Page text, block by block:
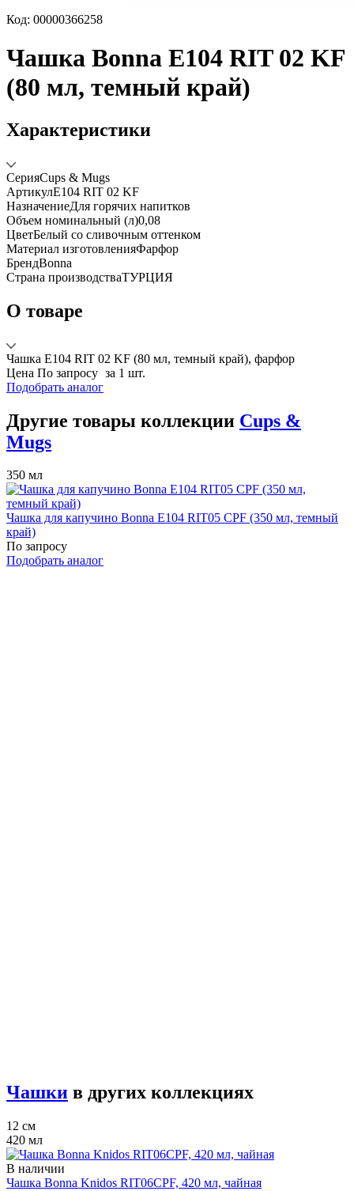
Код: 00000366258
Чашка Bonna E104 RIT 02 KF
(80 мл, темный край)
Характеристики
СерияCups & Mugs
АртикулE104 RIT 02 KF
НазначениеДля горячих напитков
Объем номинальный (л)0,08
ЦветБелый со сливочным оттенком
Материал изготовленияФарфор
БрендBonna
Страна производстваТУРЦИЯ
О товаре
Чашка E104 RIT 02 KF (80 мл, темный край), фарфор
Цена По запросу за 1 шт.
Подобрать аналог
Другие товары коллекции Cups &
Mugs
350 мл
Чашка для капучино Bonna E104 RIT05 CPF (350 мл, темный
край)
По запросу
Подобрать аналог
Чашки в других коллекциях
12 см
420 мл
В наличии
Чашка Bonna Knidos RIT06CPF, 420 мл, чайная